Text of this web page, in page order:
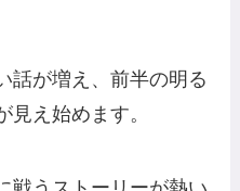
話が増え、前半の明る
見え始めます。